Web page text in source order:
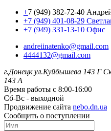
+7 (949) 382-72-40
+7 (949) 401-08-29
+7 (949) 331-13-10 Офис
andreiinatenko@gmail.com
4444132@gmail.com
г.Донецк ул.Куйбышева 143 Г
143 А
Время работы с 8:00-16:00
Сб-Вс - выходной
Продвижение сайта nebo.dn.ua
Сообщить о поступлении